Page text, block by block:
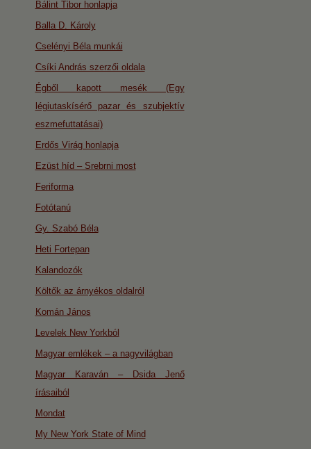
Bálint Tibor honlapja
Balla D. Károly
Cselényi Béla munkái
Csíki András szerzői oldala
Égből kapott mesék (Egy
légiutaskísérő pazar és szubjektív
eszmefuttatásai)
Erdős Virág honlapja
Ezüst híd – Srebrni most
Feriforma
Fotótanú
Gy. Szabó Béla
Heti Fortepan
Kalandozók
Költők az árnyékos oldalról
Komán János
Levelek New Yorkból
Magyar emlékek – a nagyvilágban
Magyar Karaván – Dsida Jenő
írásaiból
Mondat
My New York State of Mind